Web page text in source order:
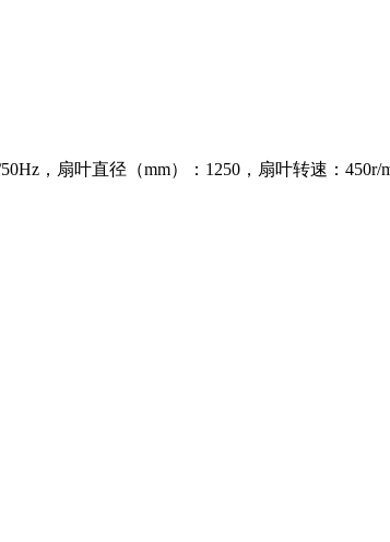
，扇叶直径（mm）：1250，扇叶转速：450r/